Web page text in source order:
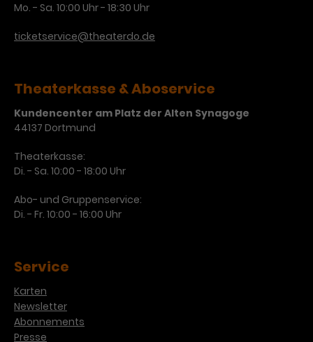
Mo. - Sa. 10:00 Uhr - 18:30 Uhr
ticketservice@theaterdo.de
Theaterkasse & Aboservice
Kundencenter am Platz der Alten Synagoge
44137 Dortmund
Theaterkasse:
Di. - Sa. 10:00 - 18:00 Uhr
Abo- und Gruppenservice:
Di. - Fr. 10:00 - 16:00 Uhr
Service
Karten
Newsletter
Abonnements
Presse